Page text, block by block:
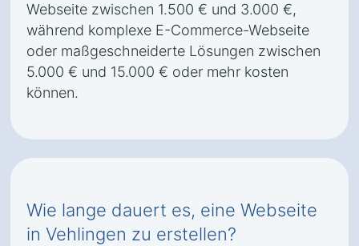
Webseite zwischen 1.500 € und 3.000 €,
während komplexe E-Commerce-Webseite
oder maßgeschneiderte Lösungen zwischen
5.000 € und 15.000 € oder mehr kosten
können.
Wie lange dauert es, eine Webseite
in Vehlingen zu erstellen?